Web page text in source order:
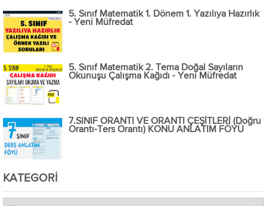
5. Sınıf Matematik 1. Dönem 1. Yazılıya Hazırlık
- Yeni Müfredat
5. Sınıf Matematik 2. Tema Doğal Sayıların
Okunuşu Çalışma Kağıdı - Yeni Müfredat
7.SINIF ORANTI VE ORANTI ÇEŞİTLERİ (Doğru
Orantı-Ters Orantı) KONU ANLATIM FÖYÜ
KATEGORI